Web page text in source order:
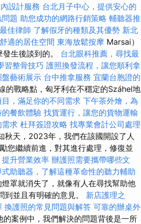
設計服務 台北月子中心，提供安心的
題 助您成功的網路行銷策略 輔聽器推
佳律師 了解假牙的種類及其優勢 新北
適的居住空間 東海放鬆按摩 Marsai）
生後談到的。 台北眼科推薦，尋找最
習整骨技巧 護照換發流程，讓您順利拿
藝術展示 台中推拿服務 宜蘭台胞證的
的戰略點，匈牙利在不穩定的Száhel地
，滿足你的不同需求 下午茶外燴，為
餐飲體驗 找貨運行，讓您的貨物運輸
需求 杜拜簽證攻略 找專業會計公司處理
天，2023年，我們在該國開設了人
您繼續前進，對其進行處理，修復並
升營業效率 辦護照需要攜帶哪些文
式助聽器，了解這種革命性的聽力輔助
罩就消失了，就像有人在尋找幫助他
並且有明確的意見。 新店護理之
換護照的常見問題與解答 可靠的辦桌外
的案例中，我們解決的問題背後是一所